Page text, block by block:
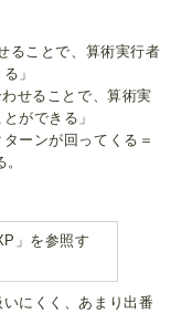
ることで、算術実行者
」
せることで、算術実
ができる」
ーンが回ってくる＝
」を参照す
にくく、あまり出番